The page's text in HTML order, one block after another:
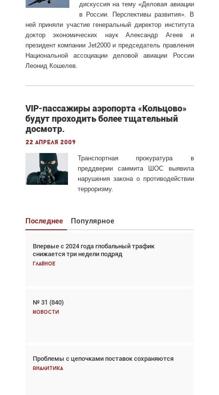
дискуссия на тему «Деловая авиации
в России. Перспективы развития». В
ней приняли участие генеральный директор института
доктор экономических наук Александр Агеев и
президент компании Jet2000 и председатель правления
Национальной ассоциации деловой авиации России
Леонид Кошелев.
VIP-пассажиры аэропорта «Кольцово»
будут проходить более тщательный
досмотр.
22 апреля 2009
Транспортная прокуратура в
преддверии саммита ШОС выявила
нарушения закона о противодействии
терроризму.
Последнее Популярное
Впервые с 2024 года глобальный трафик
снижается три недели подряд
Главное
№ 31 (840)
Новости
Проблемы с цепочками поставок сохраняются
Аналитика
Взгляд с высоты: тандем вертолётов и БПЛА в
спасательных операциях
Главное
Авиационный фотограф Дэйв Кох: «Фотография
говорит сама за себя... а ИИ всё портит»
Впервые с 2024 года глобальный трафик
снижается три недели подряд